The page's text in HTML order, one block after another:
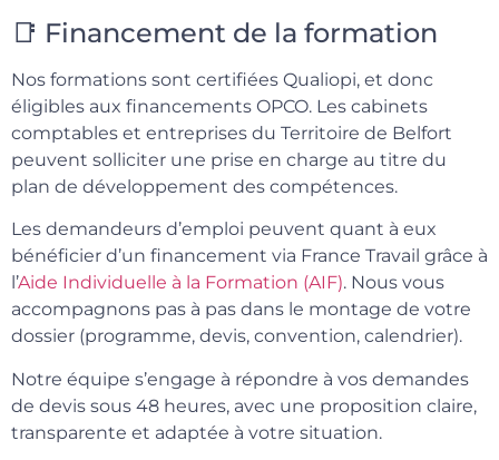
📑 Financement de la formation
Nos formations sont certifiées Qualiopi, et donc
éligibles aux financements OPCO. Les cabinets
comptables et entreprises du Territoire de Belfort
peuvent solliciter une prise en charge au titre du
plan de développement des compétences.
Les demandeurs d’emploi peuvent quant à eux
bénéficier d’un financement via France Travail grâce à
l’Aide Individuelle à la Formation (AIF). Nous vous
accompagnons pas à pas dans le montage de votre
dossier (programme, devis, convention, calendrier).
Notre équipe s’engage à répondre à vos demandes
de devis sous 48 heures, avec une proposition claire,
transparente et adaptée à votre situation.